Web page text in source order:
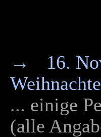
→ 16.
... einige
(alle